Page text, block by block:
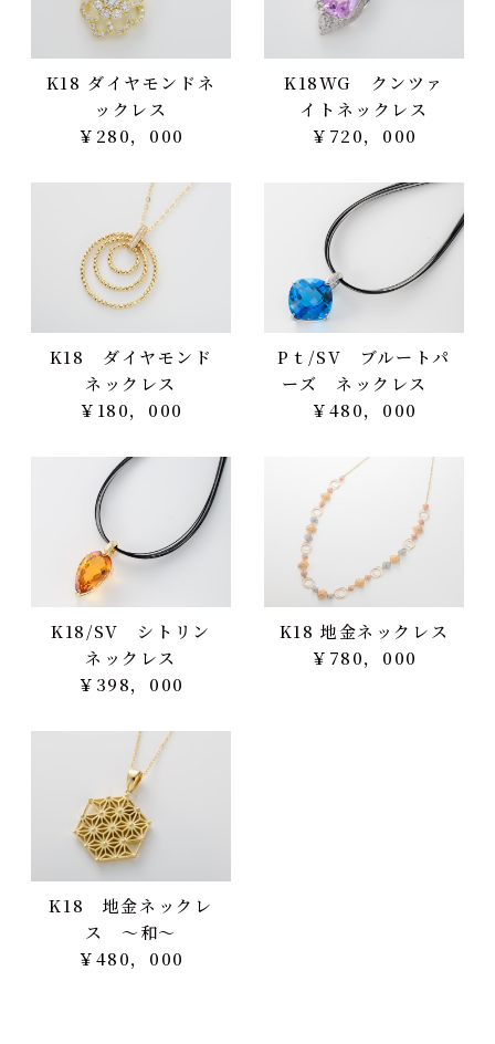
K18 ダイヤモンドネ
ックレス
￥280，000
K18WG クンツァ
イトネックレス
￥720，000
K18 ダイヤモンド
ネックレス
￥180，000
Pｔ/SV ブルートパ
ーズ ネックレス
￥480，000
K18/SV シトリン
ネックレス
￥398，000
K18 地金ネックレス
￥780，000
K18 地金ネックレ
ス ～和～
￥480，000